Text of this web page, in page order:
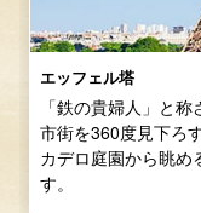
エッフェル塔
「鉄の貴婦人」と
市街を360度見下ろ
カデロ庭園から眺め
す。